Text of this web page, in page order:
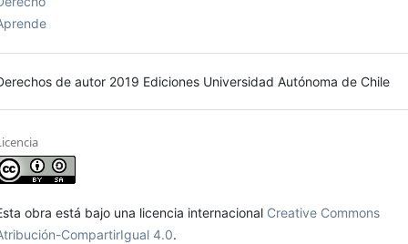
de autor 2019 Ediciones Universidad Autónoma de Chile
obra está bajo una licencia internacional Creative Commons
CompartirIgual 4.0.